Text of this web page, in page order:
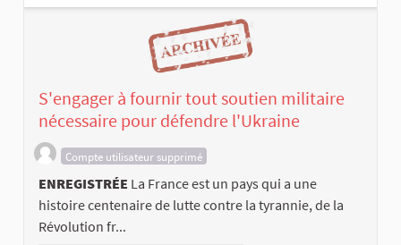
S'engager à fournir tout soutien militaire
nécessaire pour défendre l'Ukraine
Compte utilisateur supprimé
ENREGISTRÉE La France est un pays qui a une
histoire centenaire de lutte contre la tyrannie, de la
Révolution fr...